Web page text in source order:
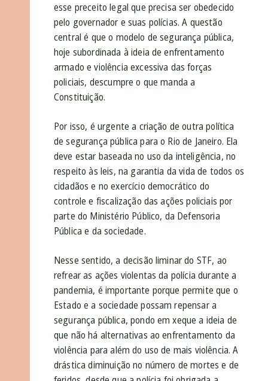
esse preceito legal que precisa ser obedecido
pelo governador e suas polícias. A questão
central é que o modelo de segurança pública,
hoje subordinada à ideia de enfrentamento
armado e violência excessiva das forças
policiais, descumpre o que manda a
Constituição.
Por isso, é urgente a criação de outra política
de segurança pública para o Rio de Janeiro. Ela
deve estar baseada no uso da inteligência, no
respeito às leis, na garantia da vida de todos os
cidadãos e no exercício democrático do
controle e fiscalização das ações policiais por
parte do Ministério Público, da Defensoria
Pública e da sociedade.
Nesse sentido, a decisão liminar do STF, ao
refrear as ações violentas da polícia durante a
pandemia, é importante porque permite que o
Estado e a sociedade possam repensar a
segurança pública, pondo em xeque a ideia de
que não há alternativas ao enfrentamento da
violência para além do uso de mais violência. A
drástica diminuição no número de mortes e de